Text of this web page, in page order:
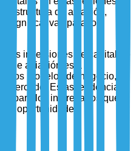
de aviación,
significativas para los
las inversiones de capital de
de aviación está
modelos de negocio,
Estas tendencias
para los interesados que
oportunidades.